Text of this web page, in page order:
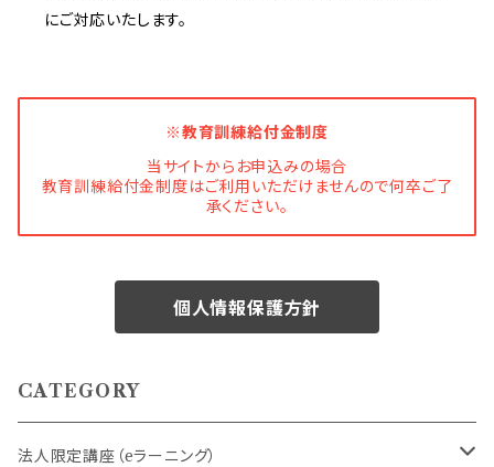
にご対応いたします。
※教育訓練給付金制度
当サイトからお申込みの場合
教育訓練給付金制度はご利用いただけませんので何卒ご了
承ください。
個人情報保護方針
CATEGORY
法人限定講座（eラーニング）